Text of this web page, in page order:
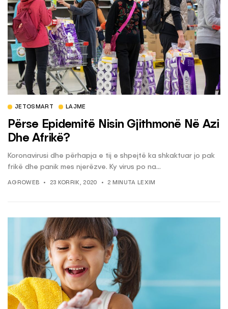
JETOSMART LAJME
Përse Epidemitë Nisin Gjithmonë Në Azi
Dhe Afrikë?
Koronavirusi dhe përhapja e tij e shpejtë ka shkaktuar jo pak
frikë dhe panik mes njerëzve. Ky virus po na...
AGROWEB 23 KORRIK, 2020 2 MINUTA LEXIM